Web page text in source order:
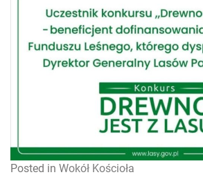
Posted in Wokół Kościoła